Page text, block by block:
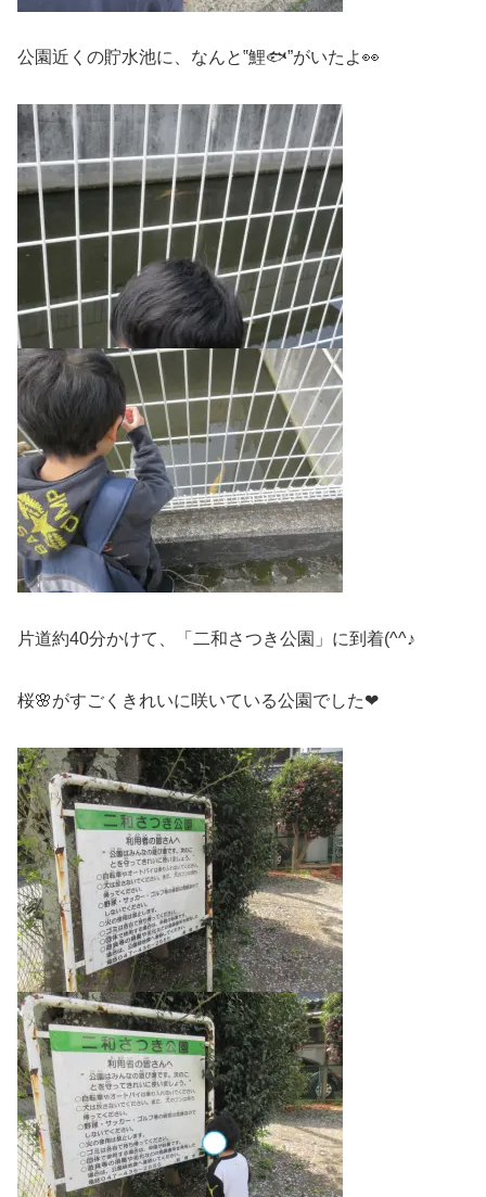
公園近くの貯水池に、なんと‟鯉🐟”がいたよ👀
片道約40分かけて、「二和さつき公園」に到着(^^♪
桜🌸がすごくきれいに咲いている公園でした❤